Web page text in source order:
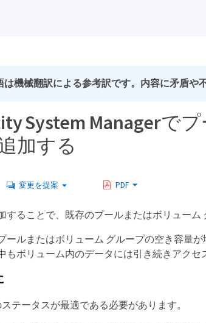
は機械翻訳による参考訳です。内容に矛盾や
System Managerで
加する
変更を提案 PDF
することで、既存のプールまたはボリューム
ールまたはボリューム グループの空き容量
もボリューム内のデータには引き続きアクセ
テータスが最適である必要があります。